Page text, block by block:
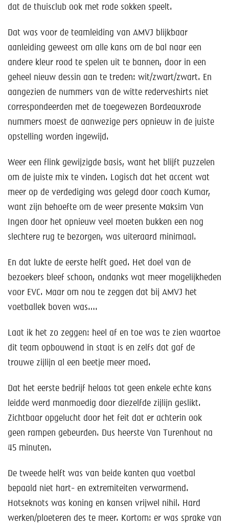
dat de thuisclub ook met rode sokken speelt.
Dat was voor de teamleiding van AMVJ blijkbaar
aanleiding geweest om alle kans om de bal naar een
andere kleur rood te spelen uit te bannen, door in een
geheel nieuw dessin aan te treden: wit/zwart/zwart. En
aangezien de nummers van de witte rederveshirts niet
correspondeerden met de toegewezen Bordeauxrode
nummers moest de aanwezige pers opnieuw in de juiste
opstelling worden ingewijd.
Weer een flink gewijzigde basis, want het blijft puzzelen
om de juiste mix te vinden. Logisch dat het accent wat
meer op de verdediging was gelegd door coach Kumar,
want zijn behoefte om de weer presente Maksim Van
Ingen door het opnieuw veel moeten bukken een nog
slechtere rug te bezorgen, was uiteraard minimaal.
En dat lukte de eerste helft goed. Het doel van de
bezoekers bleef schoon, ondanks wat meer mogelijkheden
voor EVC. Maar om nou te zeggen dat bij AMVJ het
voetballek boven was….
Laat ik het zo zeggen: heel af en toe was te zien waartoe
dit team opbouwend in staat is en zelfs dat gaf de
trouwe zijlijn al een beetje meer moed.
Dat het eerste bedrijf helaas tot geen enkele echte kans
leidde werd manmoedig door diezelfde zijlijn geslikt.
Zichtbaar opgelucht door het feit dat er achterin ook
geen rampen gebeurden. Dus heerste Van Turenhout na
45 minuten.
De tweede helft was van beide kanten qua voetbal
bepaald niet hart- en extremiteiten verwarmend.
Hotseknots was koning en kansen vrijwel nihil. Hard
werken/ploeteren des te meer. Kortom: er was sprake van